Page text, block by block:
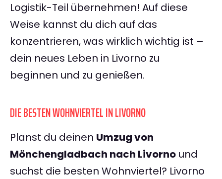
Logistik-Teil übernehmen! Auf diese
Weise kannst du dich auf das
konzentrieren, was wirklich wichtig ist –
dein neues Leben in Livorno zu
beginnen und zu genießen.
DIE BESTEN WOHNVIERTEL IN LIVORNO
Planst du deinen Umzug von
Mönchengladbach nach Livorno und
suchst die besten Wohnviertel? Livorno